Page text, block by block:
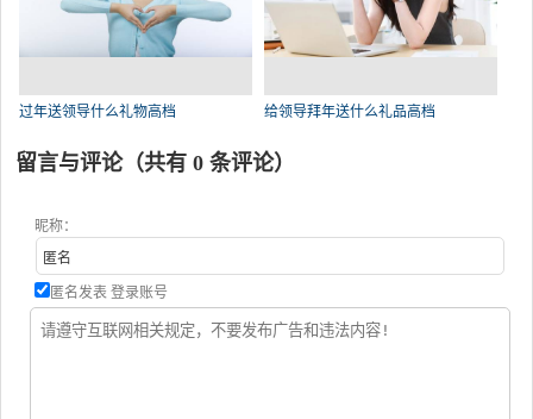
过年送领导什么礼物高档 给领导拜年送什么礼品高档
留言与评论（共有 0 条评论）
昵称：
匿名发表 登录账号